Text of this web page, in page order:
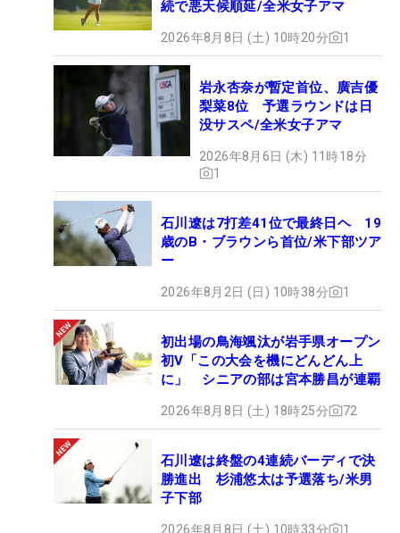
続で悪天候順延/全米女子アマ
2026年8月8日 (土) 10時20分 1
岩永杏奈が暫定首位、廣吉優
梨菜8位 予選ラウンドは日
没サスペ/全米女子アマ
2026年8月6日 (木) 11時18分
1
石川遼は7打差41位で最終日ヘ 19
歳のB・ブラウンら首位/米下部ツア
ー
2026年8月2日 (日) 10時38分 1
初出場の鳥海颯汰が岩手県オープン
初V「この大会を機にどんどん上
に」 シニアの部は宮本勝昌が連覇
2026年8月8日 (土) 18時25分 72
石川遼は終盤の4連続バーディで決
勝進出 杉浦悠太は予選落ち/米男
子下部
2026年8月8日 (土) 10時33分 1